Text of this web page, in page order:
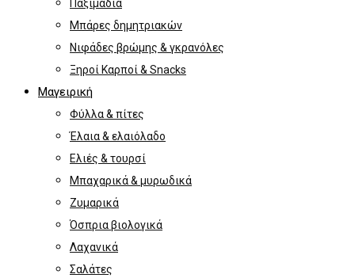
Παξιμάδια
Μπάρες δημητριακών
Νιφάδες βρώμης & γκρανόλες
Ξηροί Καρποί & Snacks
Μαγειρική
Φύλλα & πίτες
Έλαια & ελαιόλαδο
Ελιές & τουρσί
Μπαχαρικά & μυρωδικά
Ζυμαρικά
Όσπρια βιολογικά
Λαχανικά
Σαλάτες